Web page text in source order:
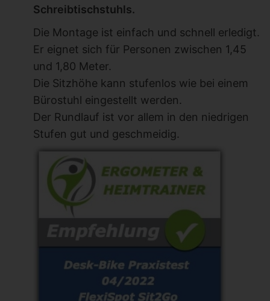
Schreibtischstuhls.
Die Montage ist einfach und schnell erledigt.
Er eignet sich für Personen zwischen 1,45
und 1,80 Meter.
Die Sitzhöhe kann stufenlos wie bei einem
Bürostuhl eingestellt werden.
Der Rundlauf ist vor allem in den niedrigen
Stufen gut und geschmeidig.